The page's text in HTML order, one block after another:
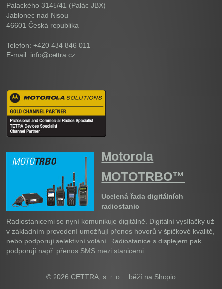
Palackého 3145/41 (Palác JBX)
Jablonec nad Nisou
46601Česká republika
Telefon: +420 484 846 011
E-mail: info@cettra.cz
Motorola
MOTOTRBO™
Ucelená řada digitálních
radiostanic
Radiostanicemi se nyní komunikuje digitálně. Digitální vysílačky už
v základním provedení umožňují přenos hovorů v špičkové kvalitě,
nebo podporují selektivní volání. Radiostanice s displejem pak
podporují např. přenos SMS mezi stanicemi.
© 2026 CETTRA, s. r. o. běží na Shopio